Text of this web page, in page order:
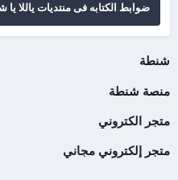
ضوابط الكتابه فى منتديات ياللا يا
شنطة
منصة شنطة
متجر الكتروني
متجر إلكتروني مجاني